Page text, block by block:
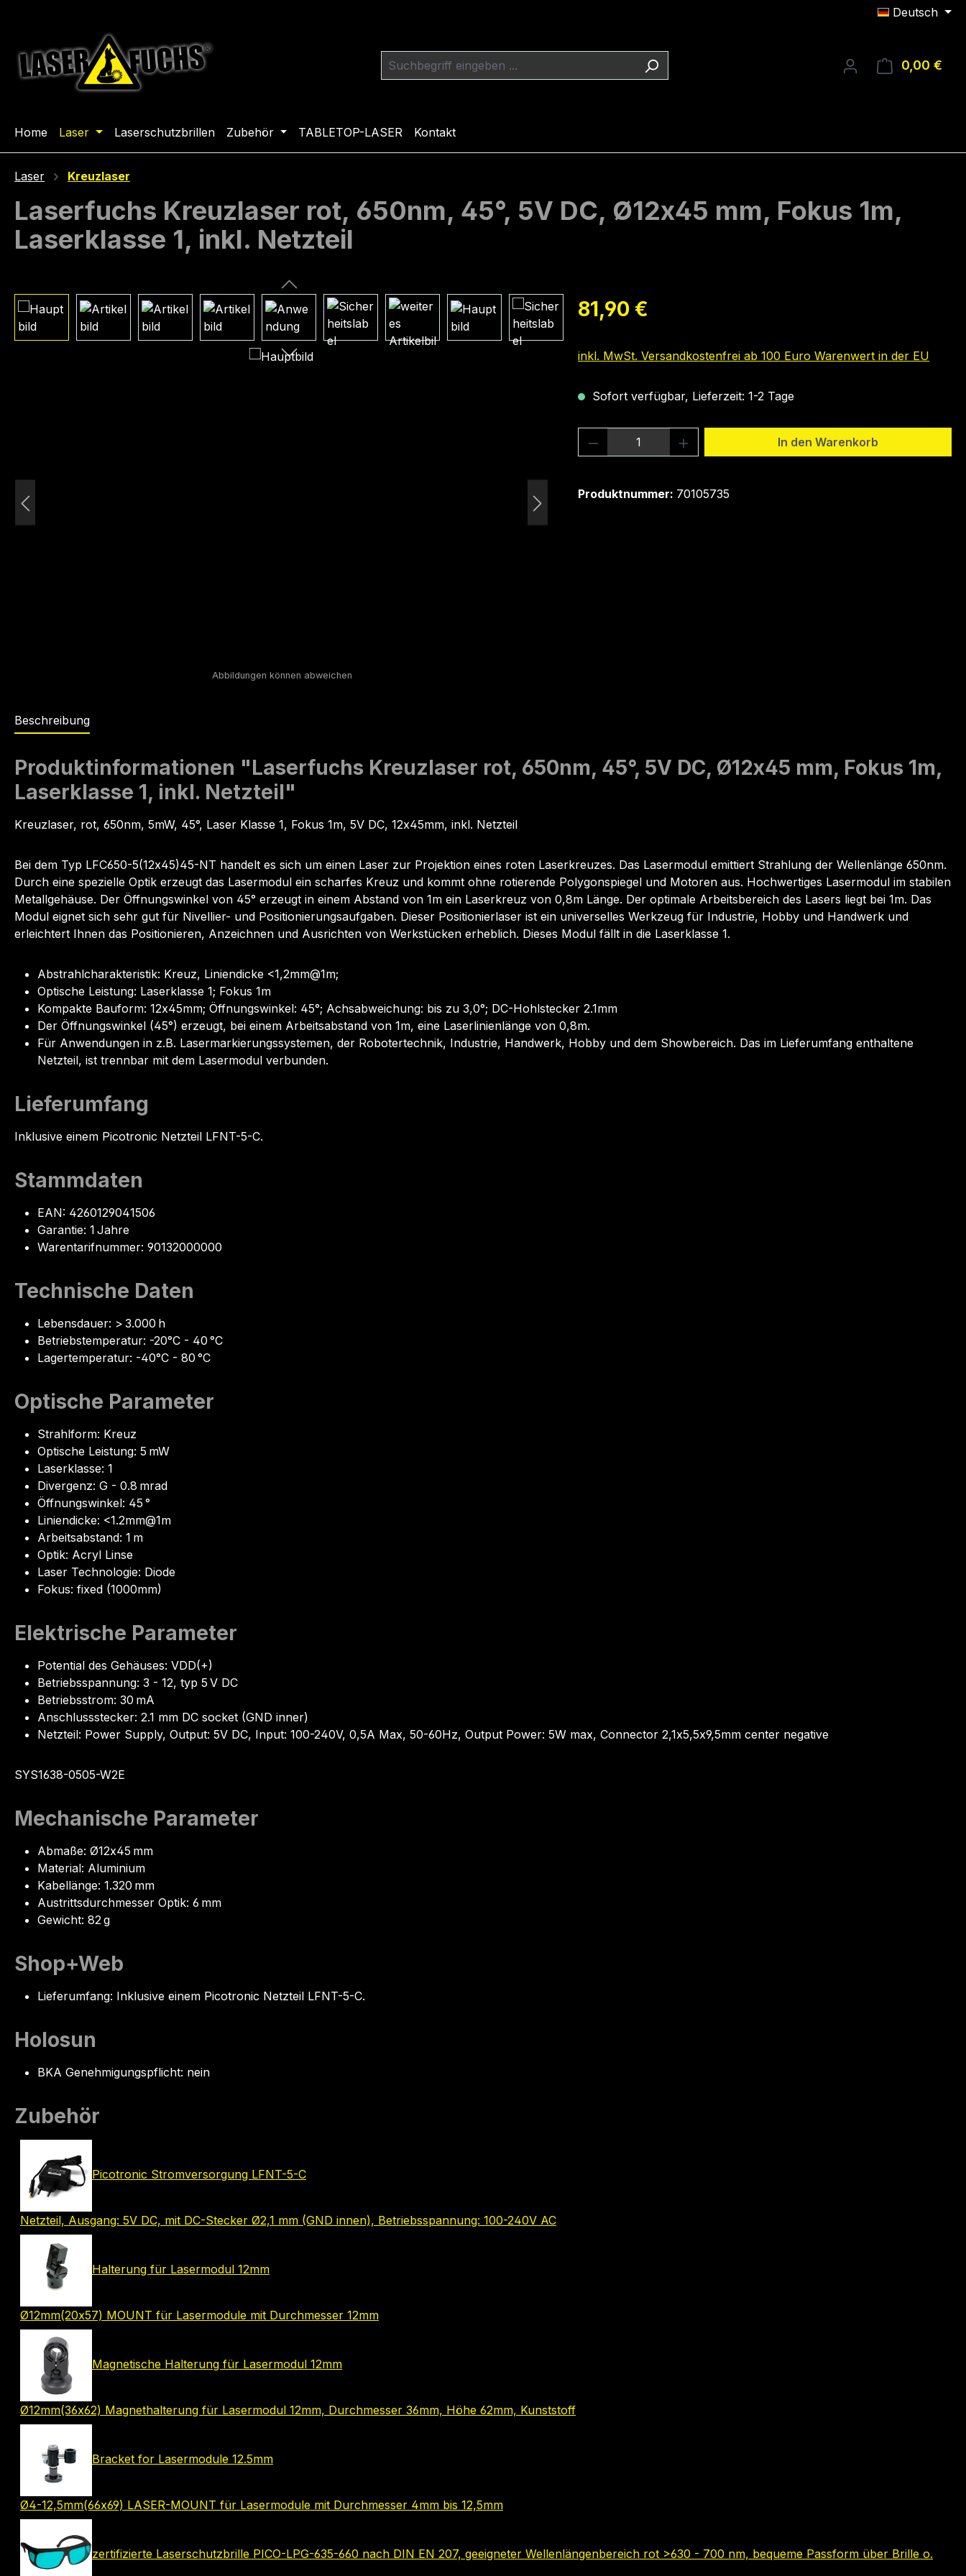
Deutsch
0,00 €
Home Laser Laserschutzbrillen Zubehör TABLETOP-LASER Kontakt
Laser Kreuzlaser
Laserfuchs Kreuzlaser rot, 650nm, 45°, 5V DC, Ø12x45 mm, Fokus 1m,
Laserklasse 1, inkl. Netzteil
Bildergalerie überspringen Regulärer Preis:
81,90 €
inkl. MwSt. Versandkostenfrei ab 100 Euro Warenwert in der EU
Sofort verfügbar, Lieferzeit: 1-2 Tage
Produkt Anzahl: Gib den gewünschten Wert
In den Warenkorb
Produktnummer: 70105735
Beschreibung
Produktinformationen "Laserfuchs Kreuzlaser rot, 650nm, 45°, 5V DC, Ø12x45 mm, Fokus 1m,
Laserklasse 1, inkl. Netzteil"
Kreuzlaser, rot, 650nm, 5mW, 45°, Laser Klasse 1, Fokus 1m, 5V DC, 12x45mm, inkl. Netzteil
Bei dem Typ LFC650-5(12x45)45-NT handelt es sich um einen Laser zur Projektion eines roten Laserkreuzes. Das Lasermodul emittiert Strahlung der Wellenlänge 650nm.
Durch eine spezielle Optik erzeugt das Lasermodul ein scharfes Kreuz und kommt ohne rotierende Polygonspiegel und Motoren aus. Hochwertiges Lasermodul im stabilen
Metallgehäuse. Der Öffnungswinkel von 45° erzeugt in einem Abstand von 1m ein Laserkreuz von 0,8m Länge. Der optimale Arbeitsbereich des Lasers liegt bei 1m. Das
Modul eignet sich sehr gut für Nivellier- und Positionierungsaufgaben. Dieser Positionierlaser ist ein universelles Werkzeug für Industrie, Hobby und Handwerk und
erleichtert Ihnen das Positionieren, Anzeichnen und Ausrichten von Werkstücken erheblich. Dieses Modul fällt in die Laserklasse 1.
Abstrahlcharakteristik: Kreuz, Liniendicke <1,2mm@1m;
Optische Leistung: Laserklasse 1; Fokus 1m
Kompakte Bauform: 12x45mm; Öffnungswinkel: 45°; Achsabweichung: bis zu 3,0°; DC-Hohlstecker 2.1mm
Der Öffnungswinkel (45°) erzeugt, bei einem Arbeitsabstand von 1m, eine Laserlinienlänge von 0,8m.
Für Anwendungen in z.B. Lasermarkierungssystemen, der Robotertechnik, Industrie, Handwerk, Hobby und dem Showbereich. Das im Lieferumfang enthaltene
Netzteil, ist trennbar mit dem Lasermodul verbunden.
Lieferumfang
Inklusive einem Picotronic Netzteil LFNT-5-C.
Stammdaten
EAN: 4260129041506
Garantie: 1 Jahre
Warentarifnummer: 90132000000
Technische Daten
Lebensdauer: > 3.000 h
Betriebstemperatur: -20°C - 40 °C
Lagertemperatur: -40°C - 80 °C
Optische Parameter
Strahlform: Kreuz
Optische Leistung: 5 mW
Laserklasse: 1
Divergenz: G - 0.8 mrad
Öffnungswinkel: 45 °
Liniendicke: <1.2mm@1m
Arbeitsabstand: 1 m
Optik: Acryl Linse
Laser Technologie: Diode
Fokus: fixed (1000mm)
Elektrische Parameter
Potential des Gehäuses: VDD(+)
Betriebsspannung: 3 - 12, typ 5 V DC
Betriebsstrom: 30 mA
Anschlussstecker: 2.1 mm DC socket (GND inner)
Netzteil: Power Supply, Output: 5V DC, Input: 100-240V, 0,5A Max, 50-60Hz, Output Power: 5W max, Connector 2,1x5,5x9,5mm center negative
SYS1638-0505-W2E
Mechanische Parameter
Abmaße: Ø12x45 mm
Material: Aluminium
Kabellänge: 1.320 mm
Austrittsdurchmesser Optik: 6 mm
Gewicht: 82 g
Shop+Web
Lieferumfang: Inklusive einem Picotronic Netzteil LFNT-5-C.
Holosun
BKA Genehmigungspflicht: nein
Zubehör
Picotronic Stromversorgung LFNT-5-C
Netzteil, Ausgang: 5V DC, mit DC-Stecker Ø2,1 mm (GND innen), Betriebsspannung: 100-240V AC
Halterung für Lasermodul 12mm
Ø12mm(20x57) MOUNT für Lasermodule mit Durchmesser 12mm
Magnetische Halterung für Lasermodul 12mm
Ø12mm(36x62) Magnethalterung für Lasermodul 12mm, Durchmesser 36mm, Höhe 62mm, Kunststoff
Bracket for Lasermodule 12.5mm
Ø4-12,5mm(66x69) LASER-MOUNT für Lasermodule mit Durchmesser 4mm bis 12,5mm
zertifizierte Laserschutzbrille PICO-LPG-635-660 nach DIN EN 207, geeigneter Wellenlängenbereich rot >630 - 700 nm, bequeme Passform über Brille o.